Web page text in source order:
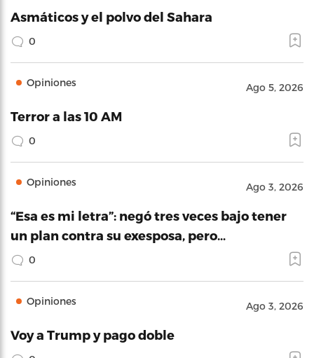
Asmáticos y el polvo del Sahara
0
Opiniones Ago 5, 2026
Terror a las 10 AM
0
Opiniones Ago 3, 2026
“Esa es mi letra”: negó tres veces bajo tener
un plan contra su exesposa, pero…
0
Opiniones Ago 3, 2026
Voy a Trump y pago doble